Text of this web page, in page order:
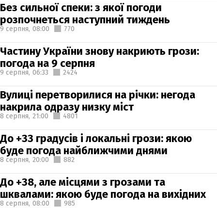
Без сильної спеки: з якої погоди
розпочнеться наступний тиждень
9 серпня, 08:00 770
Частину України знову накриють грози:
погода на 9 серпня
9 серпня, 06:33 2424
Вулиці перетворилися на річки: негода
накрила одразу низку міст
8 серпня, 21:00 4801
До +33 градусів і локальні грози: якою
буде погода найближчими днями
8 серпня, 20:00 882
До +38, але місцями з грозами та
шквалами: якою буде погода на вихідних
8 серпня, 08:00 985